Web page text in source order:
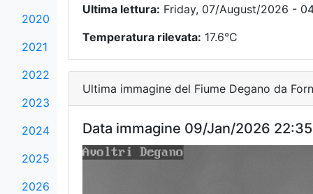
2020
2021
2022
2023
2024
2025
2026
Ultima lettura: Friday, 07/August/2026 -
Temperatura rilevata: 17.6°C
Ultima immagine del Fiume Degano da
Data immagine 09/Jan/2026 22:35